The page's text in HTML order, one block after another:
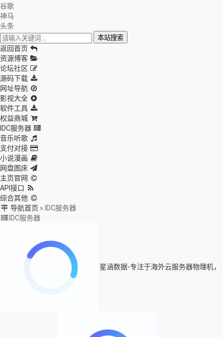
谷歌
神马
头条
本站搜索
返回首页
资源博客
论坛社区
源码下载
网址导航
影视大全
软件工具
权益商城
IDC服务器
音乐听歌
支付对接
小说漫画
网盘图床
主页官网
API接口
综合其他
导航首页 » IDC服务器
IDC服务器
星涵数据-专注于海外云服务器物理机，